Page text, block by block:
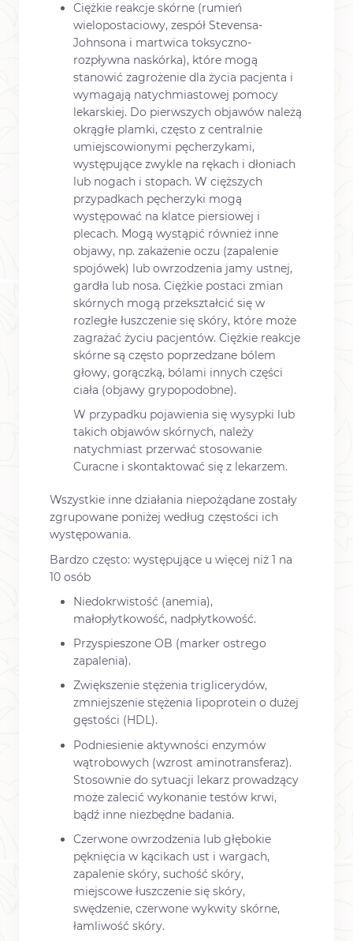
Ciężkie reakcje skórne (rumień
wielopostaciowy, zespół Stevensa-
Johnsona i martwica toksyczno-
rozpływna naskórka), które mogą
stanowić zagrożenie dla życia pacjenta i
wymagają natychmiastowej pomocy
lekarskiej. Do pierwszych objawów należą
okrągłe plamki, często z centralnie
umiejscowionymi pęcherzykami,
występujące zwykle na rękach i dłoniach
lub nogach i stopach. W cięższych
przypadkach pęcherzyki mogą
występować na klatce piersiowej i
plecach. Mogą wystąpić również inne
objawy, np. zakażenie oczu (zapalenie
spojówek) lub owrzodzenia jamy ustnej,
gardła lub nosa. Ciężkie postaci zmian
skórnych mogą przekształcić się w
rozległe łuszczenie się skóry, które może
zagrażać życiu pacjentów. Ciężkie reakcje
skórne są często poprzedzane bólem
głowy, gorączką, bólami innych części
ciała (objawy grypopodobne).
W przypadku pojawienia się wysypki lub
takich objawów skórnych, należy
natychmiast przerwać stosowanie
Curacne i skontaktować się z lekarzem.
Wszystkie inne działania niepożądane zostały
zgrupowane poniżej według częstości ich
występowania.
Bardzo często: występujące u więcej niż 1 na
10 osób
Niedokrwistość (anemia),
małopłytkowość, nadpłytkowość.
Przyspieszone OB (marker ostrego
zapalenia).
Zwiększenie stężenia triglicerydów,
zmniejszenie stężenia lipoprotein o dużej
gęstości (HDL).
Podniesienie aktywności enzymów
wątrobowych (wzrost aminotransferaz).
Stosownie do sytuacji lekarz prowadzący
może zalecić wykonanie testów krwi,
bądź inne niezbędne badania.
Czerwone owrzodzenia lub głębokie
pęknięcia w kącikach ust i wargach,
zapalenie skóry, suchość skóry,
miejscowe łuszczenie się skóry,
swędzenie, czerwone wykwity skórne,
łamliwość skóry.